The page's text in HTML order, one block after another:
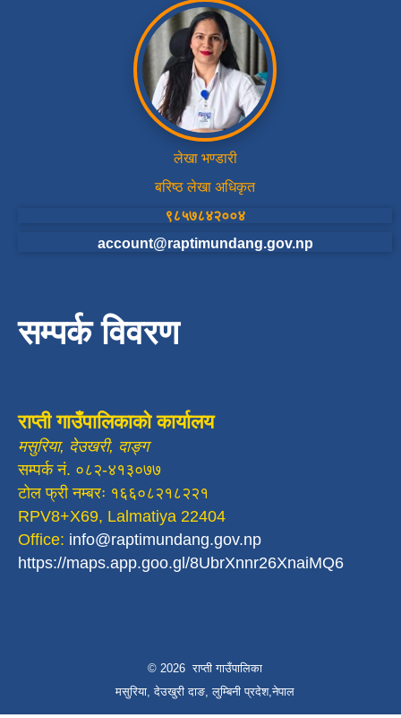
लेखा भण्डारी
बरिष्ठ लेखा अधिकृत
९८५७८४२००४
account@raptimundang.gov.np
सम्पर्क विवरण
राप्ती गाउँपालिकाको कार्यालय
मसुरिया, देउखरी, दाङ्ग
सम्पर्क नं. ०८२-४१३०७७
टोल फ्री नम्बरः १६६०८२१८२२१
RPV8+X69, Lalmatiya 22404
Office: info@raptimundang.gov.np
https://maps.app.goo.gl/8UbrXnnr26XnaiMQ6
© 2026 राप्ती गाउँपालिका
मसुरिया, देउखुरी दाङ, लुम्बिनी प्रदेश,नेपाल